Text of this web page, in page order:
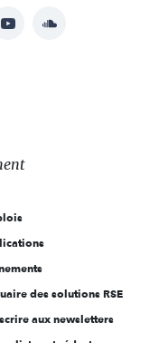
YouTubeSoundcloud
des solutions RSE
aux newsletters